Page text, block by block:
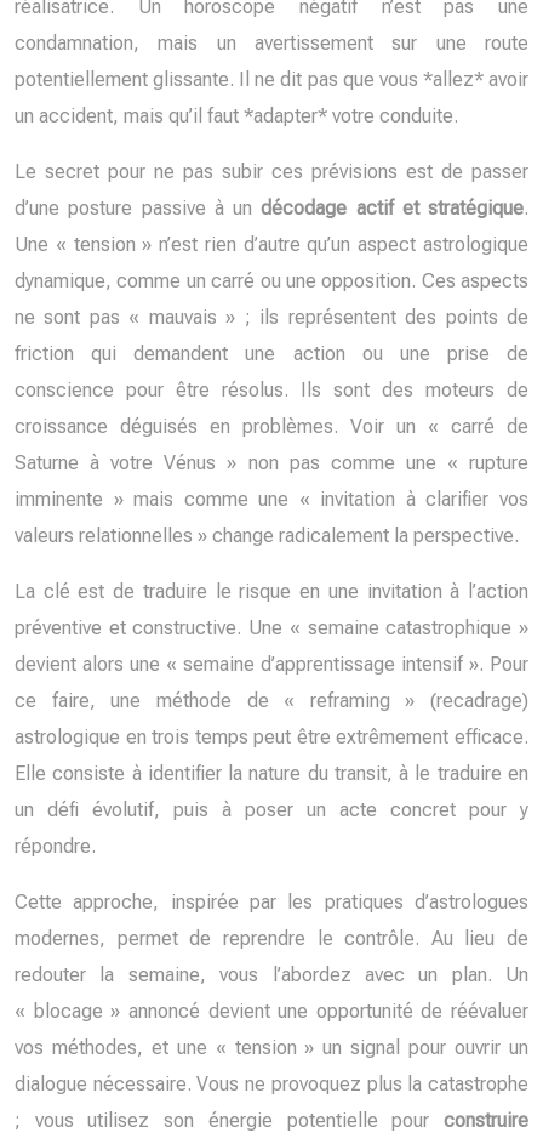
réalisatrice. Un horoscope négatif n’est pas une
condamnation, mais un avertissement sur une route
potentiellement glissante. Il ne dit pas que vous *allez* avoir
un accident, mais qu’il faut *adapter* votre conduite.
Le secret pour ne pas subir ces prévisions est de passer
d’une posture passive à undécodage actif et stratégique.
Une « tension » n’est rien d’autre qu’un aspect astrologique
dynamique, comme un carré ou une opposition. Ces aspects
ne sont pas « mauvais » ; ils représentent des points de
friction qui demandent une action ou une prise de
conscience pour être résolus. Ils sont des moteurs de
croissance déguisés en problèmes. Voir un « carré de
Saturne à votre Vénus » non pas comme une « rupture
imminente » mais comme une « invitation à clarifier vos
valeurs relationnelles » change radicalement la perspective.
La clé est de traduire le risque en une invitation à l’action
préventive et constructive. Une « semaine catastrophique »
devient alors une « semaine d’apprentissage intensif ». Pour
ce faire, une méthode de « reframing » (recadrage)
astrologique en trois temps peut être extrêmement efficace.
Elle consiste à identifier la nature du transit, à le traduire en
un défi évolutif, puis à poser un acte concret pour y
répondre.
Cette approche, inspirée par les pratiques d’astrologues
modernes, permet de reprendre le contrôle. Au lieu de
redouter la semaine, vous l’abordez avec un plan. Un
« blocage » annoncé devient une opportunité de réévaluer
vos méthodes, et une « tension » un signal pour ouvrir un
dialogue nécessaire. Vous ne provoquez plus la catastrophe
; vous utilisez son énergie potentielle pour construire